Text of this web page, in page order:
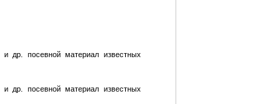
и др. посевной материал известных
и др. посевной материал известных